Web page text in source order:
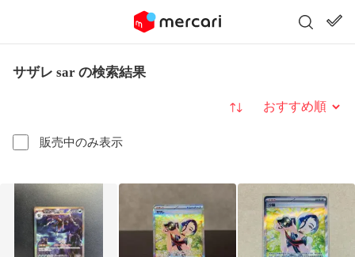
サザレ sar の検索結果
販売中のみ表示
並び替え